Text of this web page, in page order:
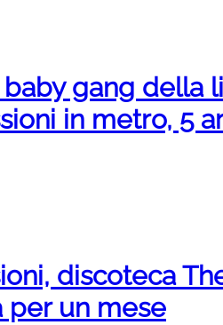
gang della
in metro, 5
discoteca
per un mese